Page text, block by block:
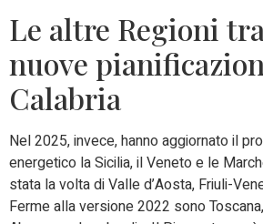
Le altre Regioni
nuove
Calabria
Nel 2025, invece, hanno aggiornato il
energetico la Sicilia, il Veneto e le
stata la volta di Valle d’Aosta, Friuli-
Ferme alla versione 2022 sono